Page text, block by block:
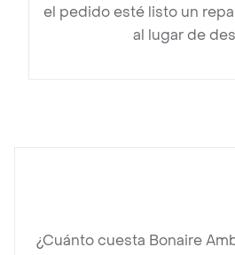
el pedido esté listo un
al lugar de
¿Cuánto cuesta Bonaire